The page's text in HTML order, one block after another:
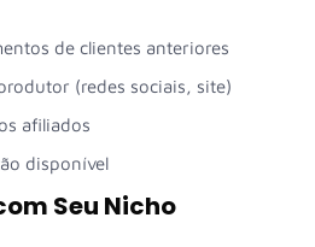
de clientes anteriores
(redes sociais, site)
afiliados
disponível
Seu Nicho